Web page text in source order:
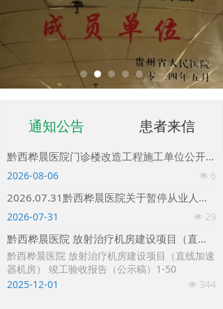
通知公告 患者来信
黔西桦晨医院门诊楼改造工程施工单位公开招标公告
넶 6
2026-08-06
2026.07.31黔西桦晨医院关于暂停从业人员预防性健康体检（健康证）办理通知
넶 29
2026-07-31
黔西桦晨医院 放射治疗机房建设项目（直线加速器机房） 竣工验收报告（公示稿）
黔西桦晨医院 放射治疗机房建设项目（直线加速
器机房） 竣工验收报告（公示稿）1-50
넶 344
2025-12-01